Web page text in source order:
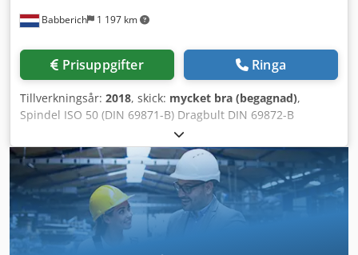
Babberich 1 197 km
Prisuppgifter Ringa
Tillverkningsår: 2018, skick: mycket bra (begagnad),
Spindel ISO 50 (DIN 69871-B) Dragbult DIN 69872-B
Spännkraft: 1900 daN Automatisk B-axel: 1,0 grad
Automatisk C-axel: 2,5 grad Effekt vid 60/100 %: 22/30 kW
Varvtalsområde: 60–3000 min⁻¹ 2-stegs varvtalsområde
Automatisk smörjning (luft-olja) Växellåda: cyklo-palloid,
Klingelnberg-system, HPG-5 kvalitetsnivå 6 enligt DIN 3965
Längd: 1200 mm Csdjyf Dp Eepfx Adhsrf Bredd: 800 mm
Höjd: 700 mm Vikt: 320 kg Observera: Informationen på